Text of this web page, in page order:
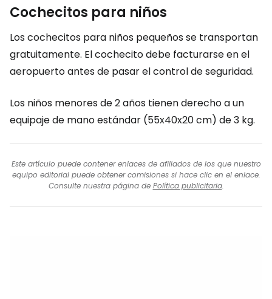
Cochecitos para niños
Los cochecitos para niños pequeños se transportan
gratuitamente. El cochecito debe facturarse en el
aeropuerto antes de pasar el control de seguridad.
Los niños menores de 2 años tienen derecho a un
equipaje de mano estándar (55x40x20 cm) de 3 kg.
Este artículo puede contener enlaces de afiliados de los que nuestro
equipo editorial puede obtener comisiones si hace clic en el enlace.
Consulte nuestra página de Política publicitaria.